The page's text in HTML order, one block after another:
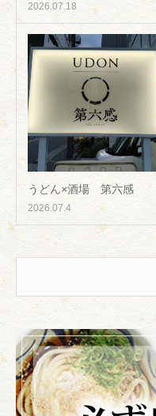
2026.07.18
うどん×酒場 第六感
2026.07.4